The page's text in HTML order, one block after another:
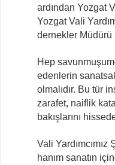
ardından Yozgat
Yozgat Vali
dernekler Müdürü
Hep
edenlerin
olmalıdır. Bu tür
zarafet, naiflik
bakışlarını
Vali
hanım sanatın